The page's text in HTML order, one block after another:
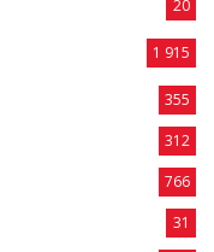
20
1 915
355
312
766
31